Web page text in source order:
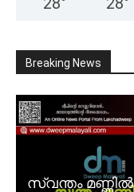
Breaking News
സ്വന്തം